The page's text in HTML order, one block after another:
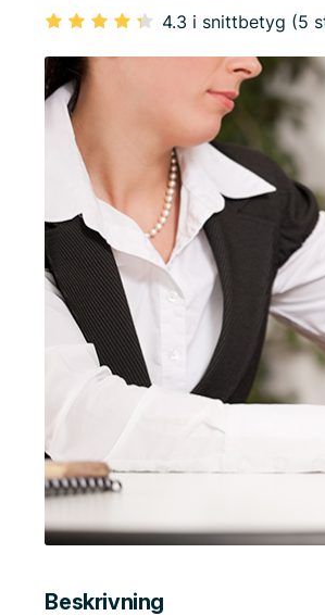
4.3 i snittbetyg (5
Beskrivning